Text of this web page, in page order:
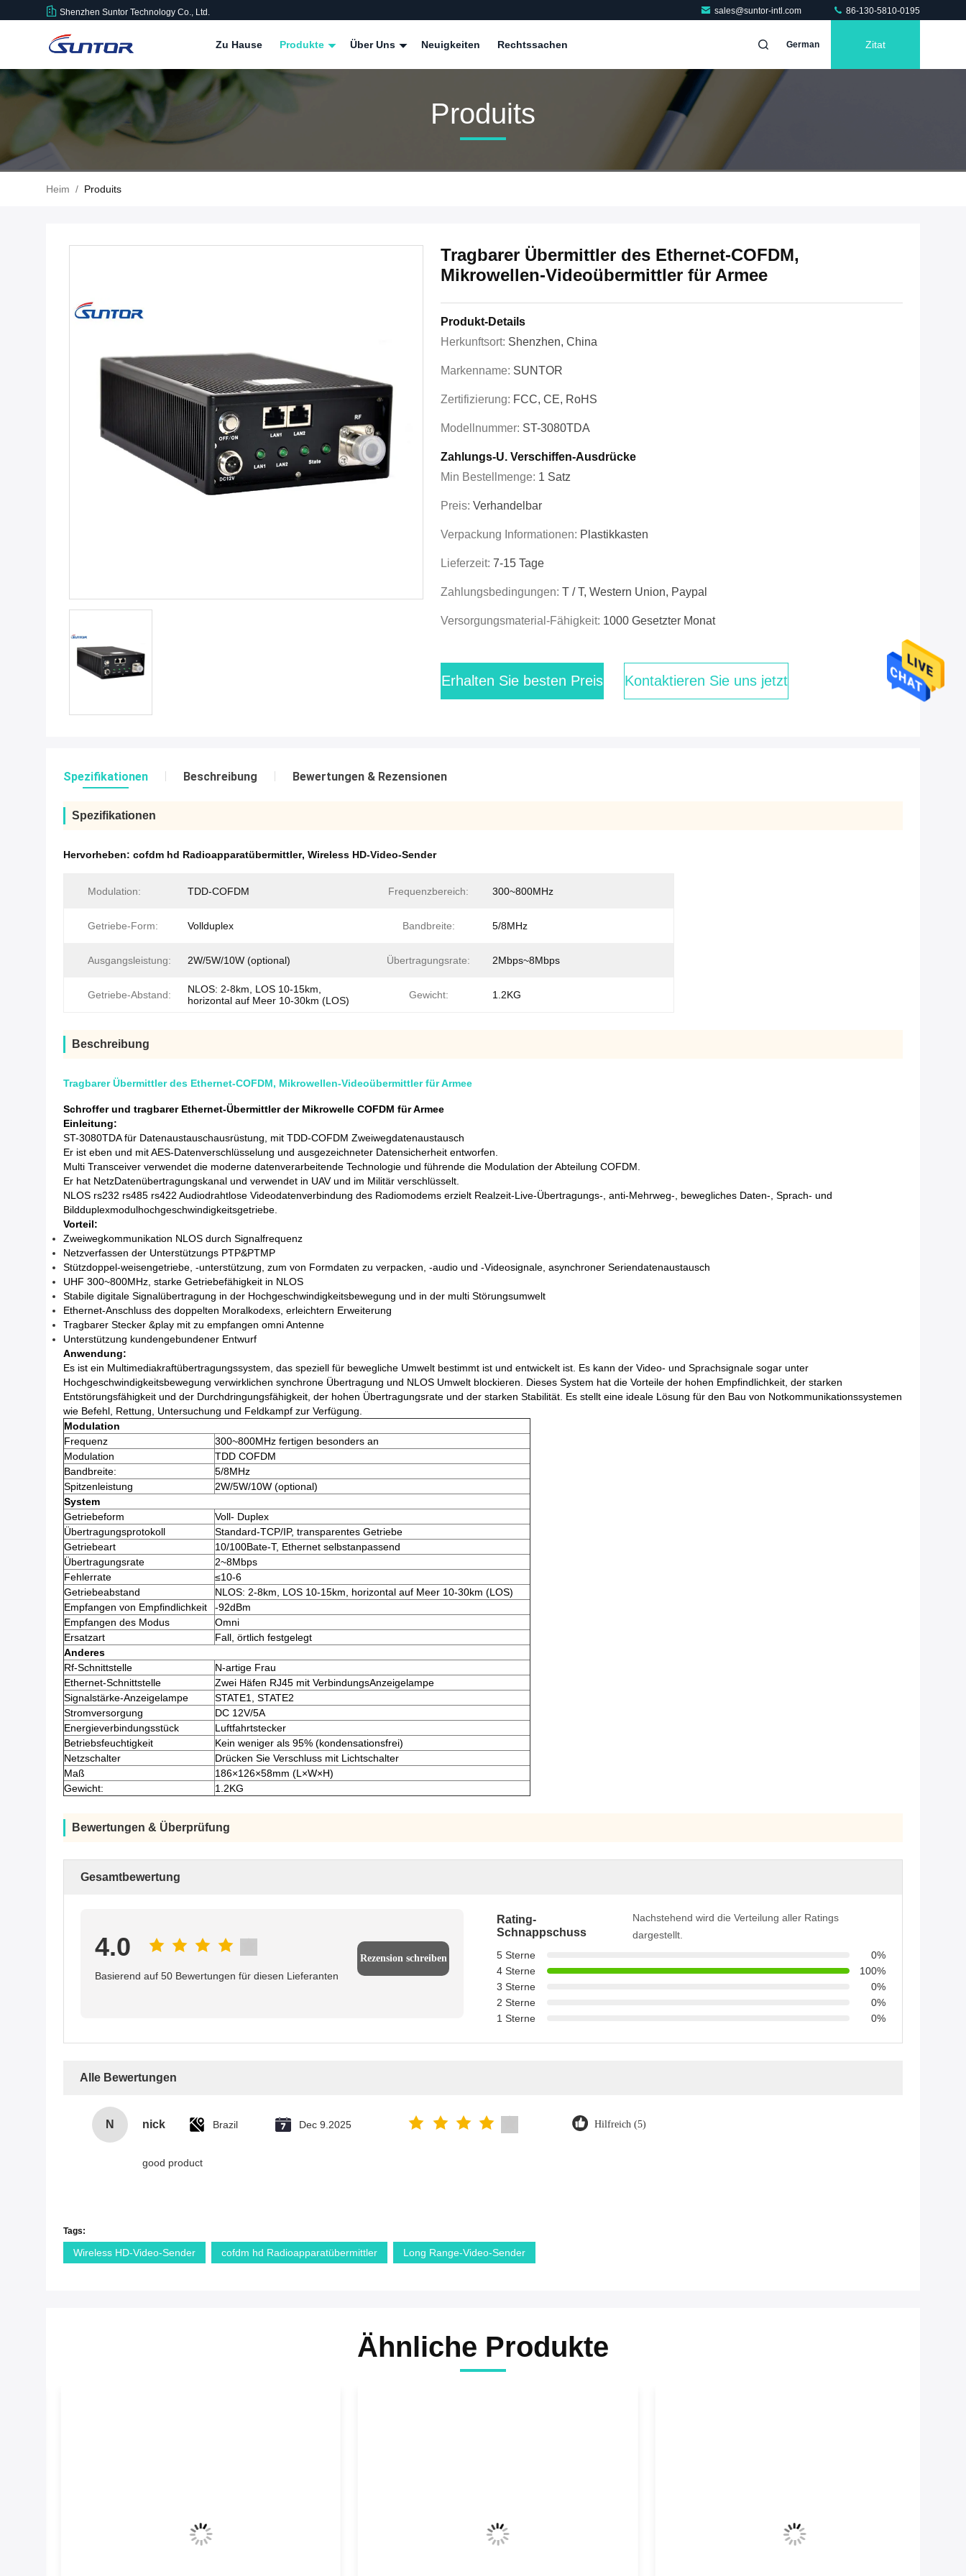
Shenzhen Suntor Technology Co., Ltd. sales@suntor-intl.com 86-130-5810-0195
Zu Hause Produkte Über Uns Neuigkeiten Rechtssachen German Zitat
Produits
Heim / Produits
Tragbarer Übermittler des Ethernet-COFDM,
Mikrowellen-Videoübermittler für Armee
Produkt-Details
Herkunftsort: Shenzhen, China
Markenname: SUNTOR
Zertifizierung: FCC, CE, RoHS
Modellnummer: ST-3080TDA
Zahlungs-U. Verschiffen-Ausdrücke
Min Bestellmenge: 1 Satz
Preis: Verhandelbar
Verpackung Informationen: Plastikkasten
Lieferzeit: 7-15 Tage
Zahlungsbedingungen: T / T, Western Union, Paypal
Versorgungsmaterial-Fähigkeit: 1000 Gesetzter Monat
Erhalten Sie besten Preis Kontaktieren Sie uns jetzt
Spezifikationen Beschreibung Bewertungen & Rezensionen
Spezifikationen
Hervorheben: cofdm hd Radioapparatübermittler, Wireless HD-Video-Sender
Modulation: TDD-COFDM Frequenzbereich: 300~800MHz
Getriebe-Form: Vollduplex Bandbreite: 5/8MHz
Ausgangsleistung: 2W/5W/10W (optional) Übertragungsrate: 2Mbps~8Mbps
Getriebe-Abstand:
NLOS: 2-8km, LOS 10-15km,
horizontal auf Meer 10-30km (LOS)
Gewicht: 1.2KG
Beschreibung
Tragbarer Übermittler des Ethernet-COFDM, Mikrowellen-Videoübermittler für Armee
Schroffer und tragbarer Ethernet-Übermittler der Mikrowelle COFDM für Armee
Einleitung:
ST-3080TDA für Datenaustauschausrüstung, mit TDD-COFDM Zweiwegdatenaustausch
Er ist eben und mit AES-Datenverschlüsselung und ausgezeichneter Datensicherheit entworfen.
Multi Transceiver verwendet die moderne datenverarbeitende Technologie und führende die Modulation der Abteilung COFDM.
Er hat NetzDatenübertragungskanal und verwendet in UAV und im Militär verschlüsselt.
NLOS rs232 rs485 rs422 Audiodrahtlose Videodatenverbindung des Radiomodems erzielt Realzeit-Live-Übertragungs-, anti-Mehrweg-, bewegliches Daten-, Sprach- und
Bildduplexmodulhochgeschwindigkeitsgetriebe.
Vorteil:
Zweiwegkommunikation NLOS durch Signalfrequenz
Netzverfassen der Unterstützungs PTP&PTMP
Stützdoppel-weisengetriebe, -unterstützung, zum von Formdaten zu verpacken, -audio und -Videosignale, asynchroner Seriendatenaustausch
UHF 300~800MHz, starke Getriebefähigkeit in NLOS
Stabile digitale Signalübertragung in der Hochgeschwindigkeitsbewegung und in der multi Störungsumwelt
Ethernet-Anschluss des doppelten Moralkodexs, erleichtern Erweiterung
Tragbarer Stecker &play mit zu empfangen omni Antenne
Unterstützung kundengebundener Entwurf
Anwendung:
Es ist ein Multimediakraftübertragungssystem, das speziell für bewegliche Umwelt bestimmt ist und entwickelt ist. Es kann der Video- und Sprachsignale sogar unter
Hochgeschwindigkeitsbewegung verwirklichen synchrone Übertragung und NLOS Umwelt blockieren. Dieses System hat die Vorteile der hohen Empfindlichkeit, der starken
Entstörungsfähigkeit und der Durchdringungsfähigkeit, der hohen Übertragungsrate und der starken Stabilität. Es stellt eine ideale Lösung für den Bau von Notkommunikationssystemen
wie Befehl, Rettung, Untersuchung und Feldkampf zur Verfügung.
Modulation
Frequenz
300~800MHz fertigen besonders an
Modulation
TDD COFDM
Bandbreite:
5/8MHz
Spitzenleistung
2W/5W/10W (optional)
System
Getriebeform
Voll- Duplex
Übertragungsprotokoll
Standard-TCP/IP, transparentes Getriebe
Getriebeart
10/100Bate-T, Ethernet selbstanpassend
Übertragungsrate
2~8Mbps
Fehlerrate
≤10-6
Getriebeabstand
NLOS: 2-8km, LOS 10-15km, horizontal auf Meer 10-30km (LOS)
Empfangen von Empfindlichkeit
-92dBm
Empfangen des Modus
Omni
Ersatzart
Fall, örtlich festgelegt
Anderes
Rf-Schnittstelle
N-artige Frau
Ethernet-Schnittstelle
Zwei Häfen RJ45 mit VerbindungsAnzeigelampe
Signalstärke-Anzeigelampe
STATE1, STATE2
Stromversorgung
DC 12V/5A
Energieverbindungsstück
Luftfahrtstecker
Betriebsfeuchtigkeit
Kein weniger als 95% (kondensationsfrei)
Netzschalter
Drücken Sie Verschluss mit Lichtschalter
Maß
186×126×58mm (L×W×H)
Gewicht:
1.2KG
Bewertungen & Überprüfung
Gesamtbewertung
4.0
Basierend auf 50 Bewertungen für diesen Lieferanten
Rezension schreiben
Rating-
Schnappschuss
Nachstehend wird die Verteilung aller Ratings
dargestellt.
5 Sterne
0%
4 Sterne
100%
3 Sterne
0%
2 Sterne
0%
1 Sterne
0%
Alle Bewertungen
N nick Brazil Dec 9.2025 Hilfreich (5)
good product
Tags:
Wireless HD-Video-Sender cofdm hd Radioapparatübermittler Long Range-Video-Sender
Ähnliche Produkte